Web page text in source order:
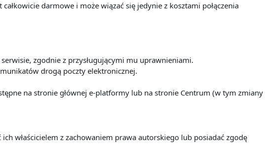
darmowe i może wiązać się jedynie z kosztami połączenia
zgodnie z przysługującymi mu uprawnieniami.
drogą poczty elektronicznej.
na stronie głównej e-platformy lub na stronie Centrum (w tym zmiany
właścicielem z zachowaniem prawa autorskiego lub posiadać zgodę